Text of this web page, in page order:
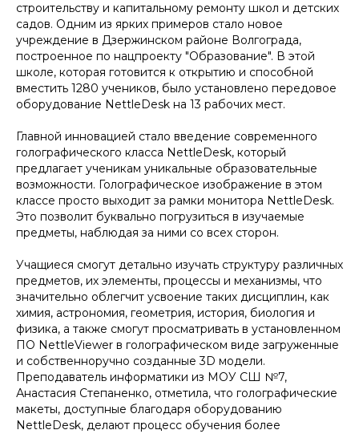
строительству и капитальному ремонту школ и детских
садов. Одним из ярких примеров стало новое
учреждение в Дзержинском районе Волгограда,
построенное по нацпроекту "Образование". В этой
школе, которая готовится к открытию и способной
вместить 1280 учеников, было установлено передовое
оборудование NettleDesk на 13 рабочих мест.
Главной инновацией стало введение современного
голографического класса NettleDesk, который
предлагает ученикам уникальные образовательные
возможности. Голографическое изображение в этом
классе просто выходит за рамки монитора NettleDesk.
Это позволит буквально погрузиться в изучаемые
предметы, наблюдая за ними со всех сторон.
Учащиеся смогут детально изучать структуру различных
предметов, их элементы, процессы и механизмы, что
значительно облегчит усвоение таких дисциплин, как
химия, астрономия, геометрия, история, биология и
физика, а также смогут просматривать в установленном
ПО NettleViewer в голографическом виде загруженные
и собственноручно созданные 3D модели.
Преподаватель информатики из МОУ СШ №7,
Анастасия Степаненко, отметила, что голографические
макеты, доступные благодаря оборудованию
NettleDesk, делают процесс обучения более